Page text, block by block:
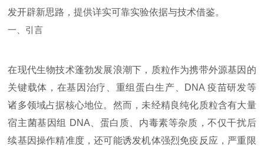
发开辟新思路，提供详实可靠实验依据与技术借鉴。
一、引言
在现代生物技术蓬勃发展浪潮下，质粒作为携带外源基因的
关键载体，在基因治疗、重组蛋白生产、DNA 疫苗研发等
诸多领域占据核心地位。然而，未经精良纯化质粒含有大量
宿主菌基因组 DNA、蛋白质、内毒素等杂质，不仅干扰后
续基因操作精准度，还可能诱发机体强烈免疫反应，严重限